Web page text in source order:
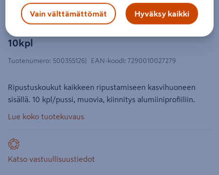
Ripustuskoukut Palram-Canopia
10kpl
CANOPIA BY PALRAM
Tuotenumero: 500355126 EAN-koodi: 7290010027279
Ripustuskoukut kaikkeen ripustamiseen kasvihuoneen
sisällä. 10 kpl/pussi, muovia, kiinnitys alumiiniprofiiliin.
Lue koko tuotekuvaus
Katso vastuullisuustiedot
Vain välttämättömät Hyväksy kaikki